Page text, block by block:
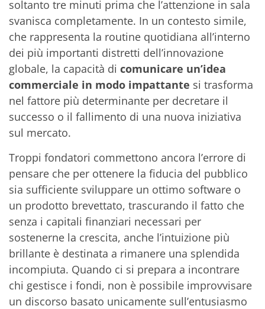
soltanto tre minuti prima che l’attenzione in sala
svanisca completamente. In un contesto simile,
che rappresenta la routine quotidiana all’interno
dei più importanti distretti dell’innovazione
globale, la capacità di comunicare un’idea
commerciale in modo impattante si trasforma
nel fattore più determinante per decretare il
successo o il fallimento di una nuova iniziativa
sul mercato.
Troppi fondatori commettono ancora l’errore di
pensare che per ottenere la fiducia del pubblico
sia sufficiente sviluppare un ottimo software o
un prodotto brevettato, trascurando il fatto che
senza i capitali finanziari necessari per
sostenerne la crescita, anche l’intuizione più
brillante è destinata a rimanere una splendida
incompiuta. Quando ci si prepara a incontrare
chi gestisce i fondi, non è possibile improvvisare
un discorso basato unicamente sull’entusiasmo